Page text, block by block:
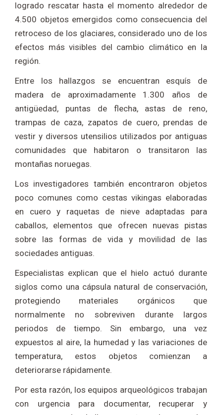
logrado rescatar hasta el momento alrededor de
4.500 objetos emergidos como consecuencia del
retroceso de los glaciares, considerado uno de los
efectos más visibles del cambio climático en la
región.
Entre los hallazgos se encuentran esquís de
madera de aproximadamente 1.300 años de
antigüedad, puntas de flecha, astas de reno,
trampas de caza, zapatos de cuero, prendas de
vestir y diversos utensilios utilizados por antiguas
comunidades que habitaron o transitaron las
montañas noruegas.
Los investigadores también encontraron objetos
poco comunes como cestas vikingas elaboradas
en cuero y raquetas de nieve adaptadas para
caballos, elementos que ofrecen nuevas pistas
sobre las formas de vida y movilidad de las
sociedades antiguas.
Especialistas explican que el hielo actuó durante
siglos como una cápsula natural de conservación,
protegiendo materiales orgánicos que
normalmente no sobreviven durante largos
periodos de tiempo. Sin embargo, una vez
expuestos al aire, la humedad y las variaciones de
temperatura, estos objetos comienzan a
deteriorarse rápidamente.
Por esta razón, los equipos arqueológicos trabajan
con urgencia para documentar, recuperar y